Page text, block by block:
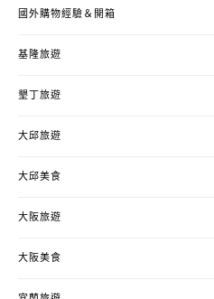
國外購物經驗＆開箱
基隆旅遊
墾丁旅遊
大邱旅遊
大邱美食
大阪旅遊
大阪美食